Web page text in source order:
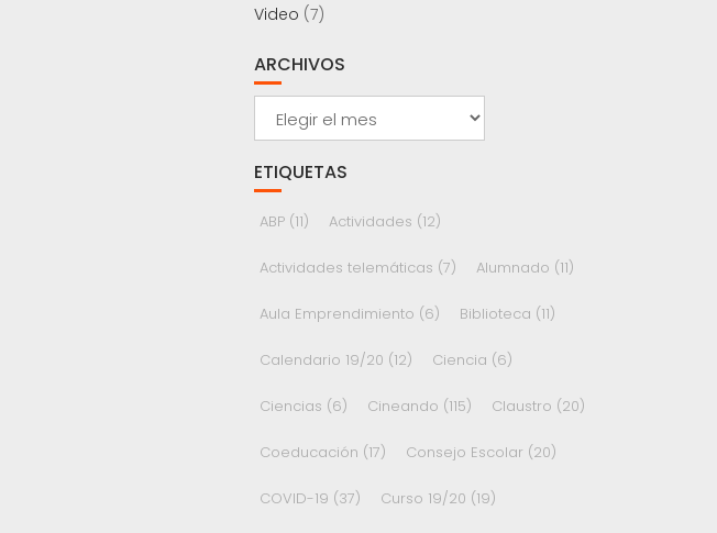
Video (7)
ARCHIVOS
Archivos
ETIQUETAS
ABP(11) Actividades (12)
Actividades telemáticas (7) Alumnado (11)
Aula Emprendimiento (6) Biblioteca (11)
Calendario 19/20 (12) Ciencia (6)
Ciencias (6) Cineando (115) Claustro (20)
Coeducación (17) Consejo Escolar (20)
COVID-19 (37) Curso 19/20 (19)